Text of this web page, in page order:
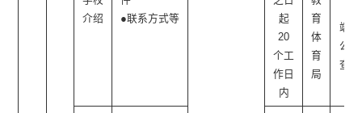
介绍
●联系方式等
起
20
个工
作日
内
育
体
育
局
端、
公开
查阅